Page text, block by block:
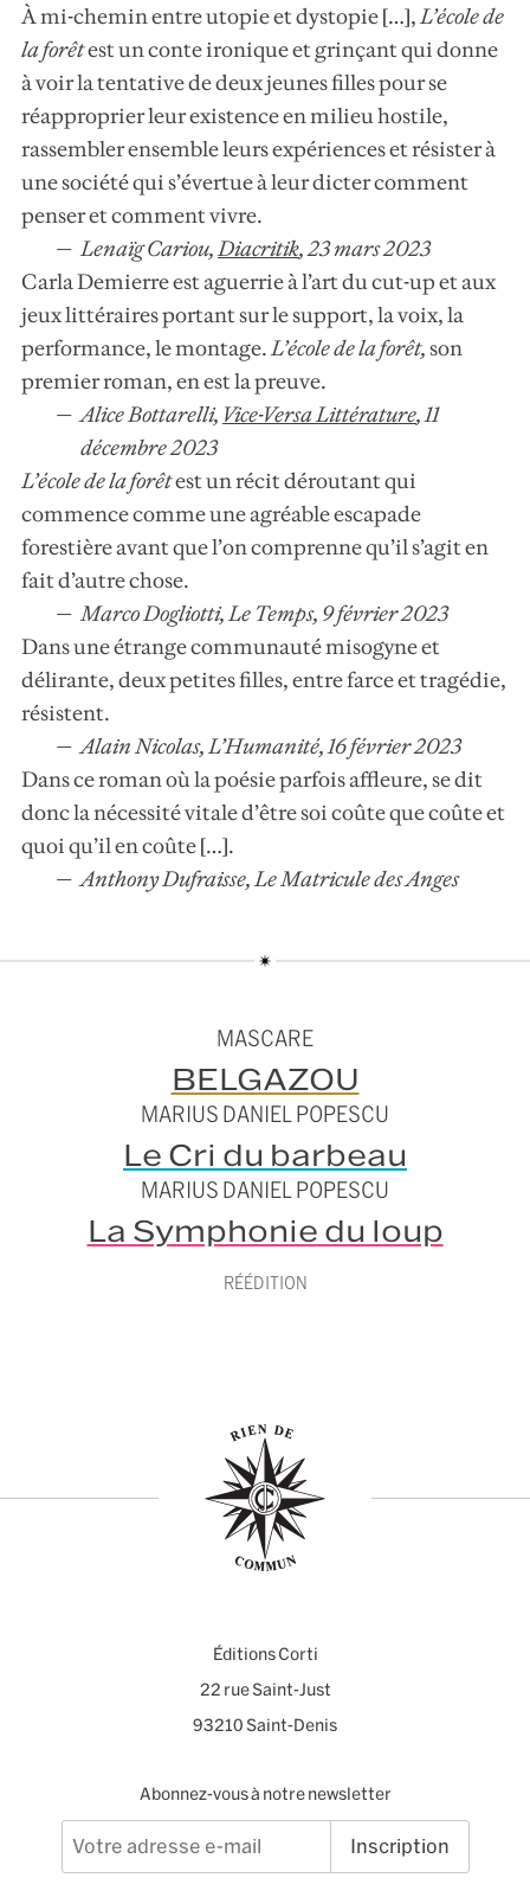
À mi-chemin entre utopie et dystopie […],L’école de
la forêtest un conte ironique et grinçant qui donne
à voir la tentative de deux jeunes filles pour se
réapproprier leur existence en milieu hostile,
rassembler ensemble leurs expériences et résister à
une société qui s’évertue à leur dicter comment
penser et comment vivre.
Lenaïg Cariou,Diacritik,23 mars 2023
Carla Demierre est aguerrie à l’art du cut-up et aux
jeux littéraires portant sur le support, la voix, la
performance, le montage.L’école de la forêt,son
premier roman, en est la preuve.
Alice Bottarelli, Vice-Versa Littérature,11
décembre 2023
L’école de la forêtest un récit déroutant qui
commence comme une agréable escapade
forestière avant que l’on comprenne qu’il s’agit en
fait d’autre chose.
Marco Dogliotti, Le Temps, 9 février 2023
Dans une étrange communauté misogyne et
délirante, deux petites filles, entre farce et tragédie,
résistent.
Alain Nicolas, L’Humanité, 16 février 2023
Dans ce roman où la poésie parfois affleure, se dit
donc la nécessité vitale d’être soi coûte que coûte et
quoi qu’il en coûte […].
Anthony Dufraisse, Le Matricule des Anges
MASCARE
BELGAZOU
MARIUS DANIEL POPESCU
Le Cri du barbeau
MARIUS DANIEL POPESCU
La Symphonie du loup
RÉÉDITION
Éditions Corti
22 rue Saint-Just
93210 Saint-Denis
Abonnez-vous à notre newsletter
Inscription